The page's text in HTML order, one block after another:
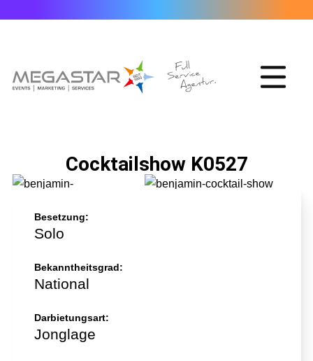
Cocktailshow K0527
Besetzung:
Solo
Bekanntheitsgrad:
National
Darbietungsart:
Jonglage